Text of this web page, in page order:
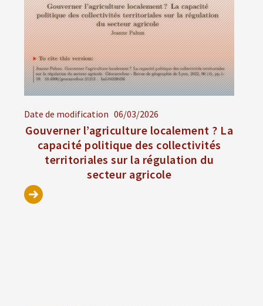
Date de modification 06/03/2026
Gouverner l’agriculture localement ? La
capacité politique des collectivités
territoriales sur la régulation du
secteur agricole